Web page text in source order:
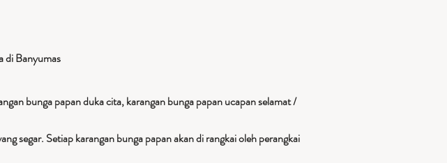
di Banyumas
bunga papan duka cita, karangan bunga papan ucapan selamat /
segar. Setiap karangan bunga papan akan di rangkai oleh perangkai